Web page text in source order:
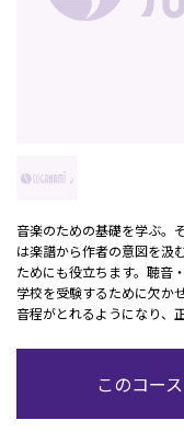
音楽のための基礎を学ぶ。
は楽譜から作者の意図を汲
ためにも役立ちます。聴音
学校を受験するために欠か
音程がとれるようになり、
このコー